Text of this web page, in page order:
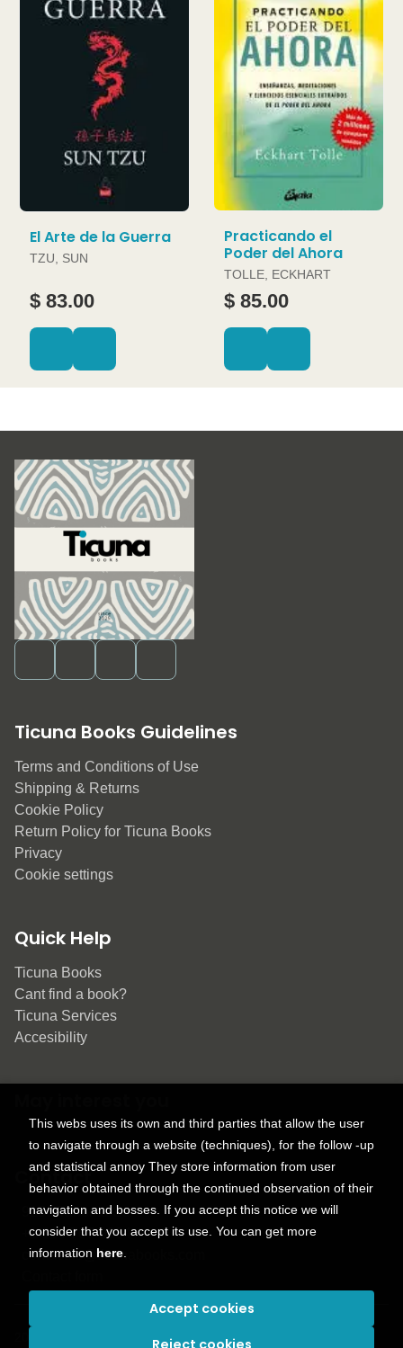
El Arte de la Guerra
TZU, SUN
$ 83.00
Practicando el
Poder del Ahora
TOLLE, ECKHART
$ 85.00
Ticuna Books Guidelines
Terms and Conditions of Use
Shipping & Returns
Cookie Policy
Return Policy for Ticuna Books
Privacy
Cookie settings
Quick Help
Ticuna Books
Cant find a book?
Ticuna Services
Accesibility
Contact
9150 Tahoma St.
+1 614-707-9934
contactus@ticunabooks.com
. All rights reserved |
This webs uses its own and third parties that allow the user
to navigate through a website (techniques), for the follow -up
and statistical annoy They store information from user
behavior obtained through the continued observation of their
navigation and bosses. If you accept this notice we will
consider that you accept its use. You can get more
information here
Reject cookies
Accept cookies